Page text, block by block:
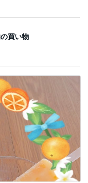
祭り